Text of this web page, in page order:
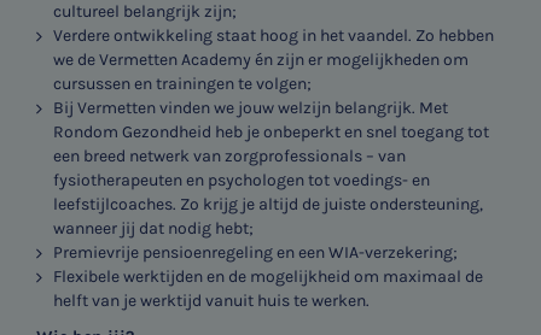
cultureel belangrijk zijn;
Verdere ontwikkeling staat hoog in het vaandel. Zo hebben
we de Vermetten Academy én zijn er mogelijkheden om
cursussen en trainingen te volgen;
Bij Vermetten vinden we jouw welzijn belangrijk. Met
Rondom Gezondheid heb je onbeperkt en snel toegang tot
een breed netwerk van zorgprofessionals – van
fysiotherapeuten en psychologen tot voedings- en
leefstijlcoaches. Zo krijg je altijd de juiste ondersteuning,
wanneer jij dat nodig hebt;
Premievrije pensioenregeling en een WIA-verzekering;
Flexibele werktijden en de mogelijkheid om maximaal de
helft van je werktijd vanuit huis te werken.